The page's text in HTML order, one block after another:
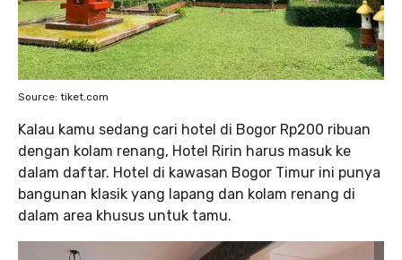
Source: tiket.com
Kalau kamu sedang cari hotel di Bogor Rp200 ribuan
dengan kolam renang, Hotel Ririn harus masuk ke
dalam daftar. Hotel di kawasan Bogor Timur ini punya
bangunan klasik yang lapang dan kolam renang di
dalam area khusus untuk tamu.